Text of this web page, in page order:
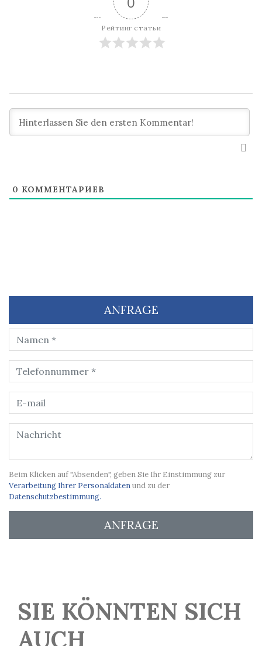
Рейтинг статьи
0 КОММЕНТАРИЕВ
ANFRAGE
Beim Klicken auf "Absenden", geben Sie Ihr Einstimmung zur
Verarbeitung Ihrer Personaldatenund zu der
Datenschutzbestimmung.
ANFRAGE
SIE KÖNNTEN SICH
AUCH